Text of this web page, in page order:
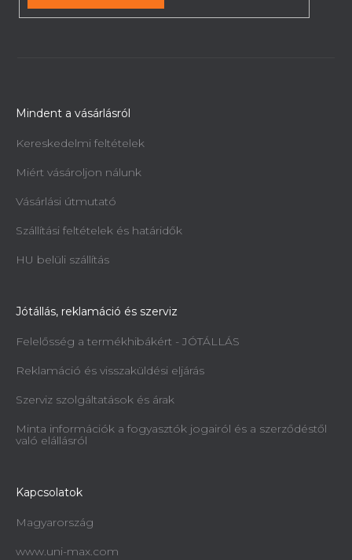
Mindent a vásárlásról
Kereskedelmi feltételek
Miért vásároljon nálunk
Vásárlási útmutató
Szállítási feltételek és határidők
HU belüli szállítás
Jótállás, reklamáció és szerviz
Felelősség a termékhibákért - JÓTÁLLÁS
Reklamáció és visszaküldési eljárás
Szerviz szolgáltatások és árak
Minta információk a fogyasztók jogairól és a szerződéstől
való elállásról
Kapcsolatok
Magyarország
www.uni-max.com